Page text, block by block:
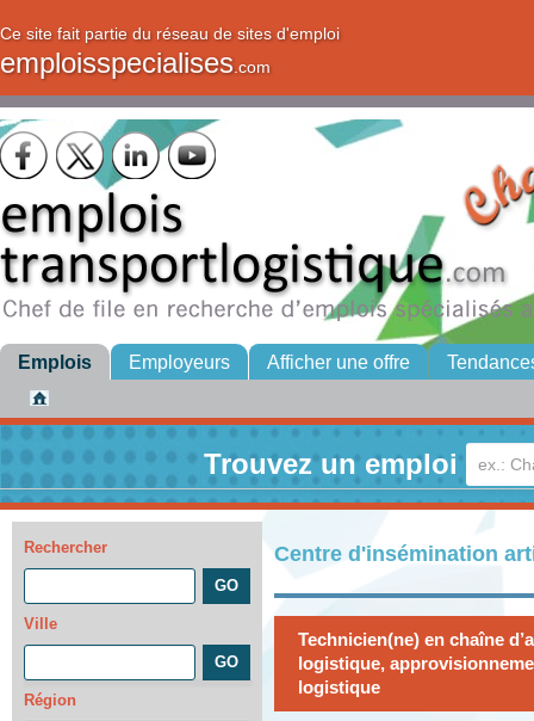
Ce site fait partie du réseau de sites d'emploi
emploisspecialises.com
Emplois Employeurs Afficher une offre
Trouvez un emploi
Rechercher
Ville
Région
Centre d'insémination
Technicien(ne) en chaîne
logistique,
logistique